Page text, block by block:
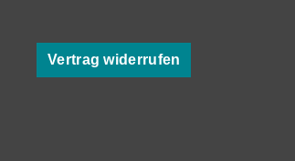
Vertrag widerrufen